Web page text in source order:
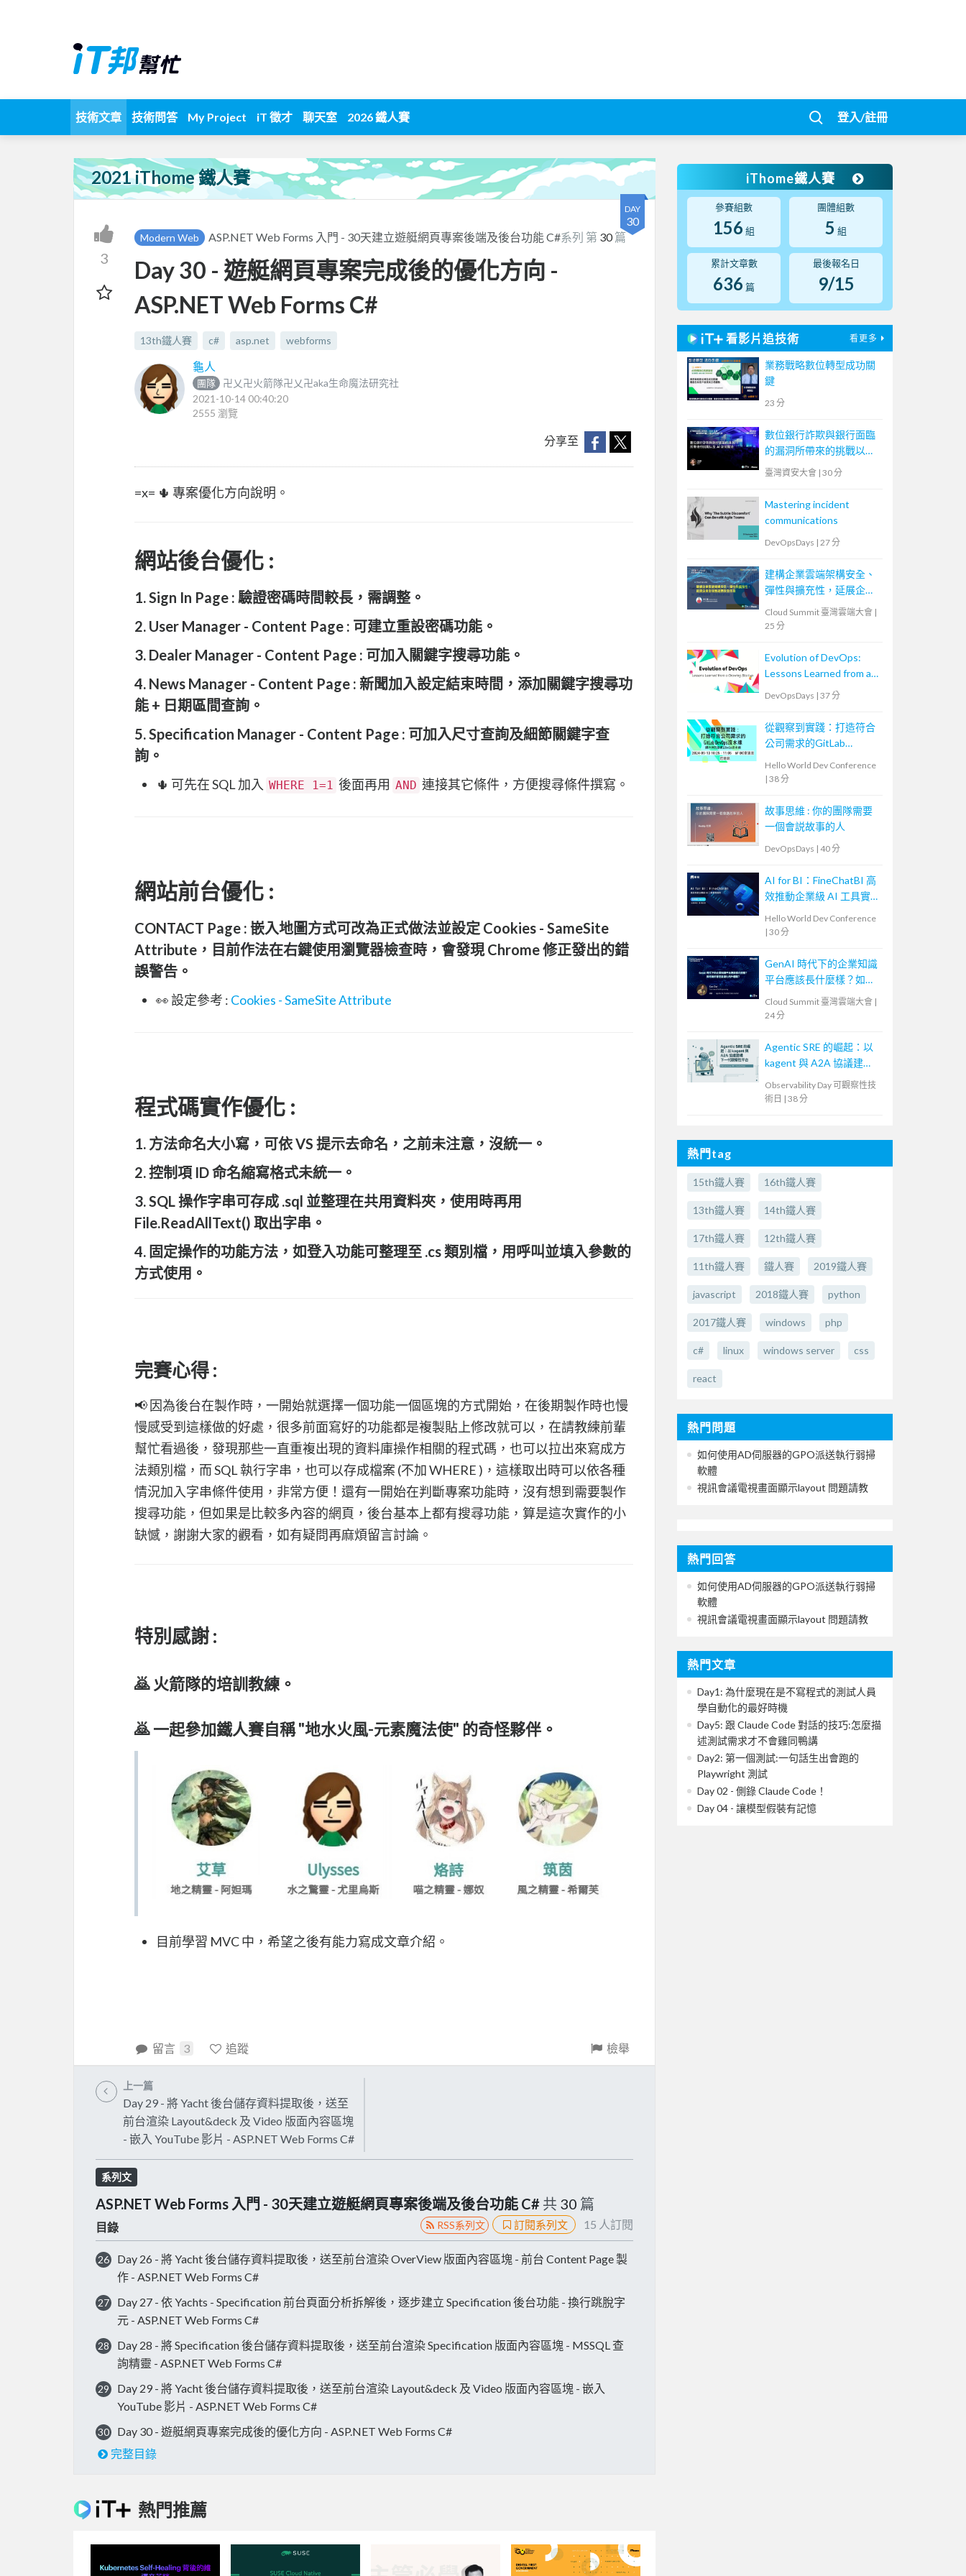
技術文章 技術問答 My Project iT 徵才 聊天室 2026 鐵人賽 登入/註冊
2021 iThome 鐵人賽
DAY
30
3
Modern Web ASP.NET Web Forms 入門 - 30天建立遊艇網頁專案後端及後台功能 C#系列 第 30篇
Day 30 - 遊艇網頁專案完成後的優化方向 -
ASP.NET Web Forms C#
13th鐵人賽 c# asp.net webforms
龜人
團隊
卍乂卍火箭隊卍乂卍aka生命魔法研究社
2021-10-14 00:40:20
2555 瀏覽
分享至
=x= 🌵 專案優化方向說明。
網站後台優化 :
1. Sign In Page : 驗證密碼時間較長，需調整。
2. User Manager - Content Page : 可建立重設密碼功能。
3. Dealer Manager - Content Page : 可加入關鍵字搜尋功能。
4. News Manager - Content Page : 新聞加入設定結束時間，添加關鍵字搜尋功
能 + 日期區間查詢。
5. Specification Manager - Content Page : 可加入尺寸查詢及細節關鍵字查
詢。
🌵 可先在 SQL 加入 WHERE 1=1 後面再用 AND 連接其它條件，方便搜尋條件撰寫。
網站前台優化 :
CONTACT Page : 嵌入地圖方式可改為正式做法並設定 Cookies - SameSite
Attribute，目前作法在右鍵使用瀏覽器檢查時，會發現 Chrome 修正發出的錯
誤警告。
👀 設定參考 : Cookies - SameSite Attribute
程式碼實作優化 :
1. 方法命名大小寫，可依 VS 提示去命名，之前未注意，沒統一。
2. 控制項 ID 命名縮寫格式未統一。
3. SQL 操作字串可存成 .sql 並整理在共用資料夾，使用時再用
File.ReadAllText() 取出字串。
4. 固定操作的功能方法，如登入功能可整理至 .cs 類別檔，用呼叫並填入參數的
方式使用。
完賽心得 :
📢 因為後台在製作時，一開始就選擇一個功能一個區塊的方式開始，在後期製作時也慢
慢感受到這樣做的好處，很多前面寫好的功能都是複製貼上修改就可以，在請教練前輩
幫忙看過後，發現那些一直重複出現的資料庫操作相關的程式碼，也可以拉出來寫成方
法類別檔，而 SQL 執行字串，也可以存成檔案 (不加 WHERE )，這樣取出時可以依各種
情況加入字串條件使用，非常方便！還有一開始在判斷專案功能時，沒有想到需要製作
搜尋功能，但如果是比較多內容的網頁，後台基本上都有搜尋功能，算是這次實作的小
缺憾，謝謝大家的觀看，如有疑問再麻煩留言討論。
特別感謝 :
🙇 火箭隊的培訓教練。
🙇 一起參加鐵人賽自稱 "地水火風-元素魔法使" 的奇怪夥伴。
目前學習 MVC 中，希望之後有能力寫成文章介紹。
留言 3 追蹤 檢舉
上一篇
Day 29 - 將 Yacht 後台儲存資料提取後，送至
前台渲染 Layout&deck 及 Video 版面內容區塊
- 嵌入 YouTube 影片 - ASP.NET Web Forms C#
系列文
ASP.NET Web Forms 入門 - 30天建立遊艇網頁專案後端及後台功能 C# 共 30 篇
目錄 RSS系列文 訂閱系列文 15 人訂閱
26
Day 26 - 將 Yacht 後台儲存資料提取後，送至前台渲染 OverView 版面內容區塊 - 前台 Content Page 製
作 - ASP.NET Web Forms C#
27
Day 27 - 依 Yachts - Specification 前台頁面分析拆解後，逐步建立 Specification 後台功能 - 換行跳脫字
元 - ASP.NET Web Forms C#
28
Day 28 - 將 Specification 後台儲存資料提取後，送至前台渲染 Specification 版面內容區塊 - MSSQL 查
詢精靈 - ASP.NET Web Forms C#
29
Day 29 - 將 Yacht 後台儲存資料提取後，送至前台渲染 Layout&deck 及 Video 版面內容區塊 - 嵌入
YouTube 影片 - ASP.NET Web Forms C#
30
Day 30 - 遊艇網頁專案完成後的優化方向 - ASP.NET Web Forms C#
完整目錄
熱門推薦
iThome鐵人賽
參賽組數
156 組
團體組數
5 組
累計文章數
636 篇
最後報名日
9/15
看影片追技術 看更多
業務戰略數位轉型成功關
鍵
23 分
數位銀行詐欺與銀行面臨
的漏洞所帶來的挑戰以及
AI 如何幫助
臺灣資安大會 | 30 分
Mastering incident
communications
DevOpsDays | 27 分
建構企業雲端架構安全、
彈性與擴充性，延展企業
全球無邊際安全存取
Cloud Summit 臺灣雲端大會 |
25 分
Evolution of DevOps:
Lessons Learned from a
Growing Startup
DevOpsDays | 37 分
從觀察到實踐：打造符合
公司需求的GitLab
Hello World Dev Conference
| 38 分
故事思維 : 你的團隊需要
一個會説故事的人
DevOpsDays | 40 分
AI for BI：FineChatBI 高
效推動企業級 AI 工具實
Hello World Dev Conference
| 30 分
GenAI 時代下的企業知識
平台應該長什麼樣？如何
做好管控並優化用戶體
驗？
Cloud Summit 臺灣雲端大會 |
24 分
Agentic SRE 的崛起：以
kagent 與 A2A 協議建構
下一代觀察性平台
Observability Day 可觀察性技
術日 | 38 分
熱門tag
15th鐵人賽 16th鐵人賽
13th鐵人賽 14th鐵人賽
17th鐵人賽 12th鐵人賽
11th鐵人賽 鐵人賽 2019鐵人賽
javascript 2018鐵人賽 python
2017鐵人賽 windows php
c# linux windows server css
react
熱門問題
如何使用AD伺服器的GPO派送執行弱掃
軟體
視訊會議電視畫面顯示layout 問題請教
熱門回答
如何使用AD伺服器的GPO派送執行弱掃
軟體
視訊會議電視畫面顯示layout 問題請教
熱門文章
Day1: 為什麼現在是不寫程式的測試人員
學自動化的最好時機
Day5: 跟 Claude Code 對話的技巧:怎麼描
述測試需求才不會雞同鴨講
Day2: 第一個測試:一句話生出會跑的
Playwright 測試
Day 02 - 側錄 Claude Code！
Day 04 - 讓模型假裝有記憶